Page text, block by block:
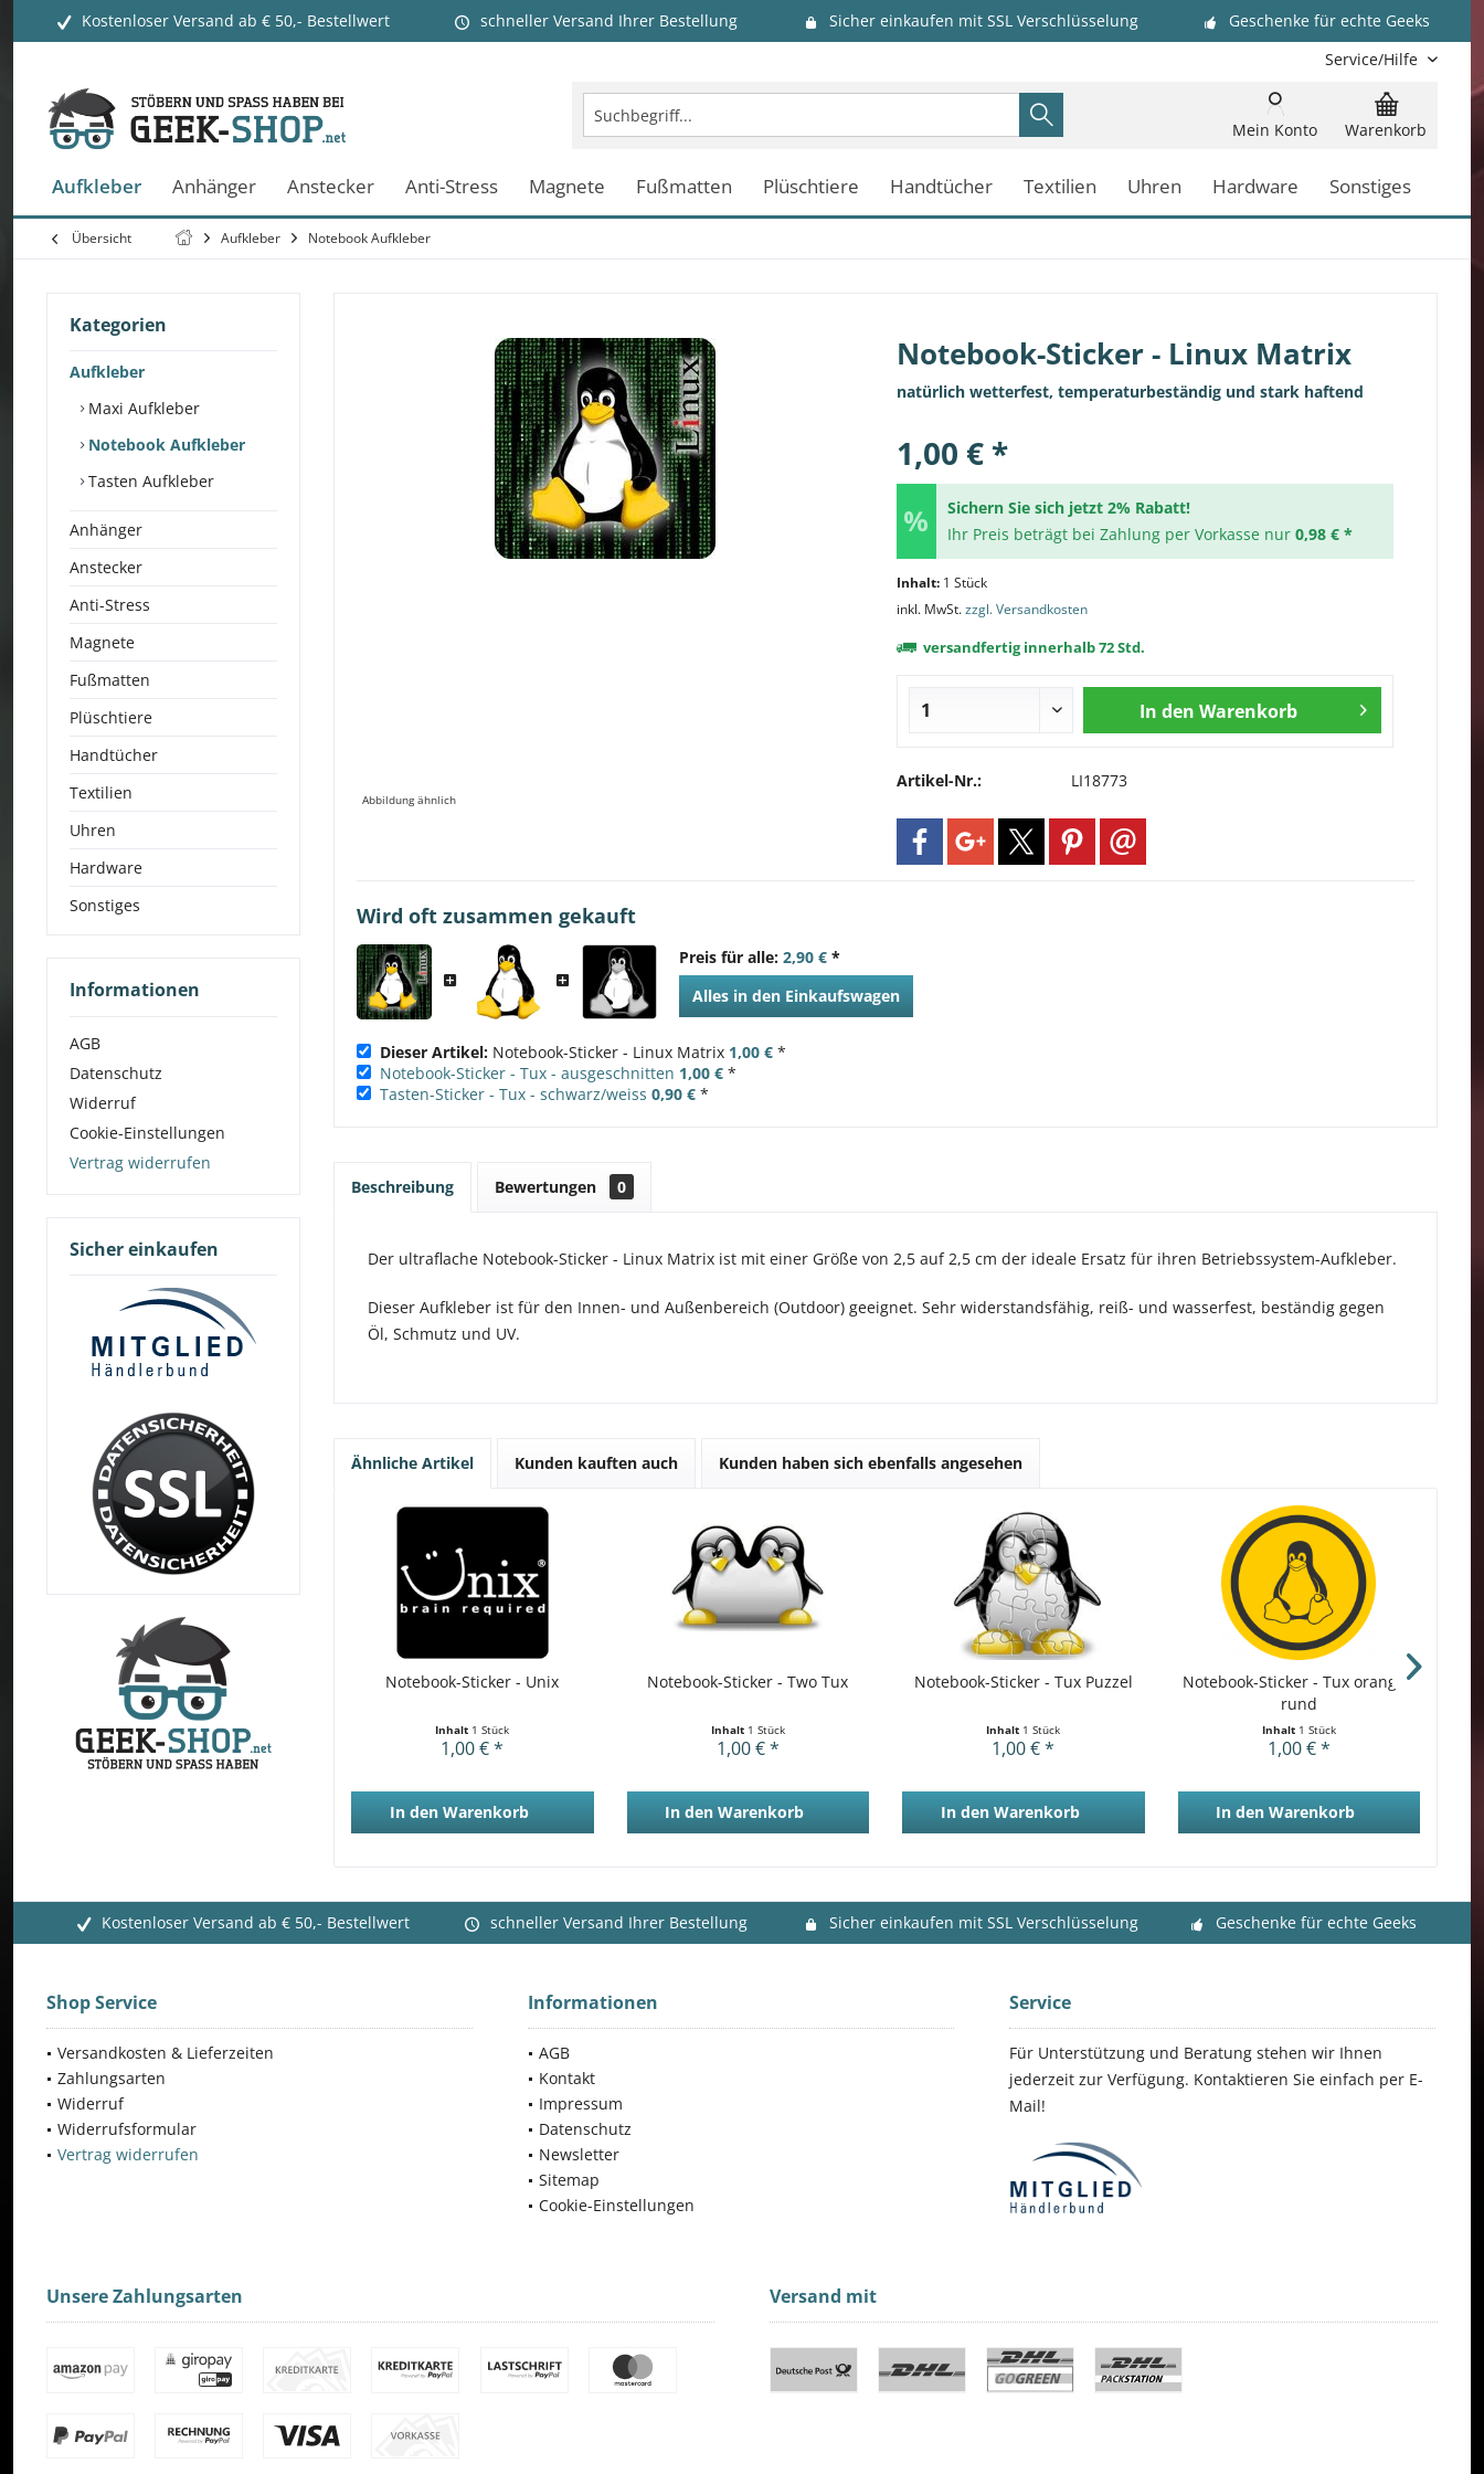
Kostenloser Versand ab € 50,- Bestellwert schneller Versand Ihrer Bestellung Sicher einkaufen mit SSL Verschlüsselung
Geschenke für echte Geeks
Service/Hilfe
Warenkorb
Mein Konto
Aufkleber Anhänger Anstecker Anti-Stress Magnete Fußmatten Plüschtiere Handtücher Textilien Uhren Hardware Sonstiges
Übersicht Aufkleber Notebook Aufkleber
Kategorien
Aufkleber
Maxi Aufkleber
Notebook Aufkleber
Tasten Aufkleber
Anhänger
Anstecker
Anti-Stress
Magnete
Fußmatten
Plüschtiere
Handtücher
Textilien
Uhren
Hardware
Sonstiges
Informationen
AGB
Datenschutz
Widerruf
Cookie-Einstellungen
Vertrag widerrufen
Sicher einkaufen
Abbildung ähnlich
Notebook-Sticker - Linux Matrix
natürlich wetterfest, temperaturbeständig und stark haftend
1,00 € *
Sichern Sie sich jetzt 2% Rabatt!
Ihr Preis beträgt bei Zahlung per Vorkasse nur 0,98 € *
Inhalt: 1 Stück
inkl. MwSt.zzgl. Versandkosten
versandfertig innerhalb 72 Std.
In den Warenkorb
Artikel-Nr.: LI18773
Wird oft zusammen gekauft
Preis für alle: 2,90 € *
Alles in den Einkaufswagen
Dieser Artikel: Notebook-Sticker - Linux Matrix 1,00 € *
Notebook-Sticker - Tux - ausgeschnitten 1,00 € *
Tasten-Sticker - Tux - schwarz/weiss 0,90 € *
Beschreibung Bewertungen 0
Der ultraflache Notebook-Sticker - Linux Matrix ist mit einer Größe von 2,5 auf 2,5 cm der ideale Ersatz für ihren Betriebssystem-Aufkleber.
Dieser Aufkleber ist für den Innen- und Außenbereich (Outdoor) geeignet. Sehr widerstandsfähig, reiß- und wasserfest, beständig gegen
Öl, Schmutz und UV.
Ähnliche Artikel Kunden kauften auch Kunden haben sich ebenfalls angesehen
Notebook-Sticker - Unix
Inhalt 1 Stück
1,00 € *
In den Warenkorb
Notebook-Sticker - Two Tux
Inhalt 1 Stück
1,00 € *
In den Warenkorb
Notebook-Sticker - Tux Puzzel
Inhalt 1 Stück
1,00 € *
In den Warenkorb
Notebook-Sticker - Tux orange -
rund
Inhalt 1 Stück
1,00 € *
In den Warenkorb
Kostenloser Versand ab € 50,- Bestellwert schneller Versand Ihrer Bestellung Sicher einkaufen mit SSL Verschlüsselung Geschenke für echte Geeks
Shop Service
Versandkosten & Lieferzeiten
Zahlungsarten
Widerruf
Widerrufsformular
Vertrag widerrufen
Informationen
AGB
Kontakt
Impressum
Datenschutz
Newsletter
Sitemap
Cookie-Einstellungen
Service
Für Unterstützung und Beratung stehen wir Ihnen
jederzeit zur Verfügung. Kontaktieren Sie einfach per E-
Mail!
Unsere Zahlungsarten Versand mit